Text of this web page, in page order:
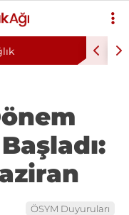
Hastanesi’nde
Kesme Cezası Talep
ÖSYM Duyuruları